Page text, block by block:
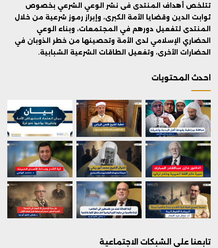
تتلخص أهداف المنتدى فى نشر الوعي الشرعي بخصوص
ثوابت الدين وقضايا الأمة الكبرى، وإبراز رموز شرعية من خلال
المنتدى لتفعيل دورهم في المجتمعات، وبناء الوعي
الحضاري الإسلامي لدى الأمة وتحصينها من خطر الذوبان في
الحضارات الأخرى، وتفعيل الطاقات الشرعية الشبابية.
احدث المحتويات
تابعنا على الشبكات الاجتماعية